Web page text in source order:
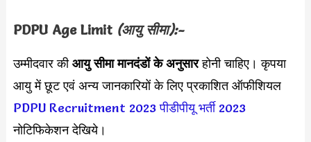
PDPU Age Limit (आयु सीमा):-
उम्मीदवार कीआयु सीमा मानदंडों के अनुसारहोनी चाहिए। कृपया
आयु में छूट एवं अन्य जानकारियों के लिए प्रकाशित ऑफीशियल
PDPU Recruitment 2023 पीडीपीयू भर्ती 2023
नोटिफिकेशन देखिये।